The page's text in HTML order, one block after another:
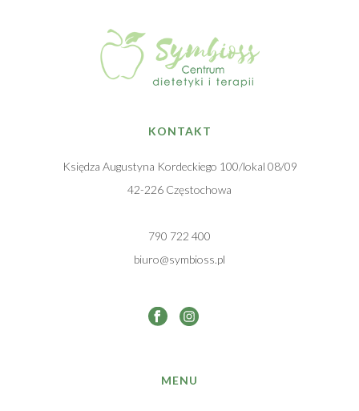
KONTAKT
Księdza Augustyna Kordeckiego 100/lokal 08/09
42-226 Częstochowa
790 722 400
biuro@symbioss.pl
MENU